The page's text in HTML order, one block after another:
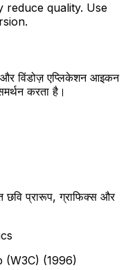
reduce quality. Use
विंडोज़ एप्लिकेशन आइकन
करता है।
छवि प्रारूप, ग्राफिक्स और
(W3C) (1996)